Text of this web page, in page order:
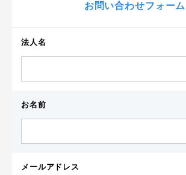
お問い合わせフォーム
法人名
お名前
メールアドレス